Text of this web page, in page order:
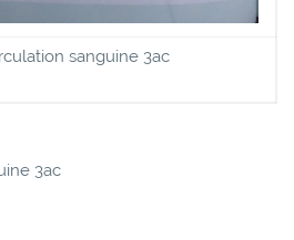
sanguine 3ac
3ac